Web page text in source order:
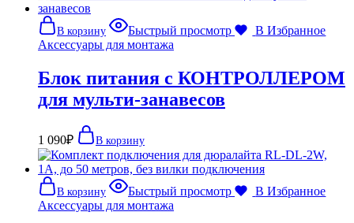
В корзину Быстрый просмотр
В Избранное
Аксессуары для монтажа
Блок питания с КОНТРОЛЛЕРОМ
для мульти-занавесов
1 090₽ В корзину
В корзину Быстрый просмотр
В Избранное
Аксессуары для монтажа